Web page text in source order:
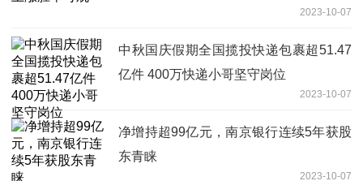
2023-10-07
中秋国庆假期全国揽投快递包裹超51.47
亿件 400万快递小哥坚守岗位
2023-10-07
净增持超99亿元，南京银行连续5年获股
东青睐
2023-10-07